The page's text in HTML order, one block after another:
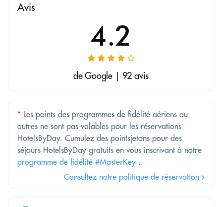
Avis
4.2
de Google | 92 avis
* Les points des programmes de fidélité aériens ou
autres ne sont pas valables pour les réservations
HotelsByDay. Cumulez des pointsjetons pour des
séjours HotelsByDay gratuits en vous inscrivant à notre
programme de fidélité #MasterKey .
Consultez notre politique de réservation